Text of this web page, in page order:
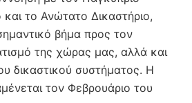
το Ανώτατο Δικαστήριο,
βήμα προς τον
της χώρας μας, αλλά και
δικαστικού συστήματος. Η
τον Φεβρουάριο του